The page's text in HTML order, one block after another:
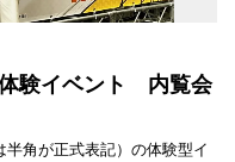
験イベント 内覧会
角が正式表記）の体験型イ